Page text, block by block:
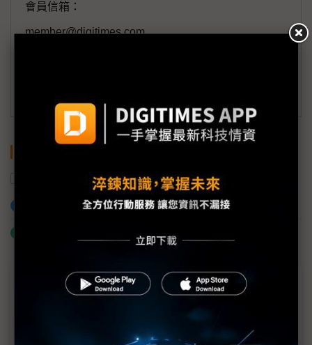
會員信箱：
member@digitimes.com
美國 NVIDIA 出貨量
加入已選取到「關鍵字追蹤」
近７天熱門報導
MLCC訂單過熱、出貨比創高 村田示警全球AI基